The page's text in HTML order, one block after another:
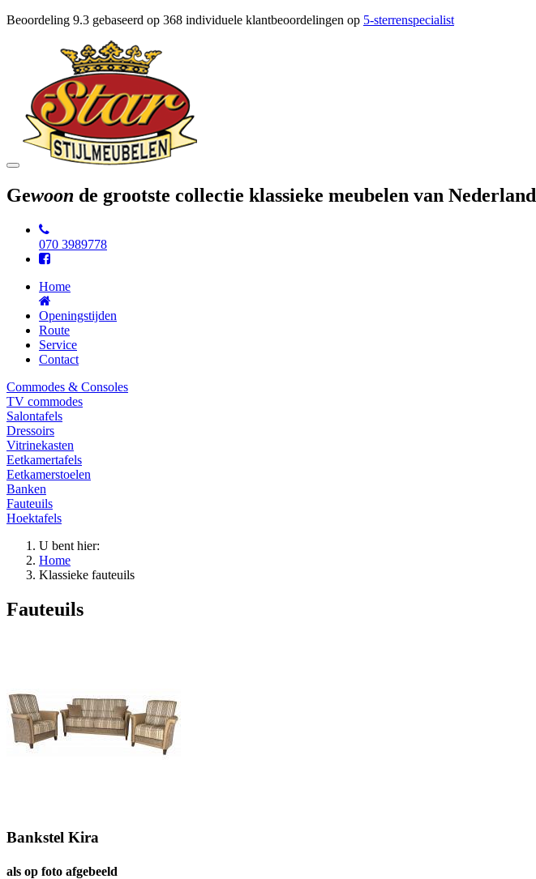
Beoordeling 9.3 gebaseerd op 368 individuele klantbeoordelingen op 5-sterrenspecialist
Toggle
Gewoon de grootste collectie klassieke meubelen van Nederland
070 3989778
Home
Openingstijden
Route
Service
Contact
Commodes & Consoles
TV commodes
Salontafels
Dressoirs
Vitrinekasten
Eetkamertafels
Eetkamerstoelen
Banken
Fauteuils
Hoektafels
U bent hier:
Home
Klassieke fauteuils
Fauteuils
Bankstel Kira
als op foto afgebeeld